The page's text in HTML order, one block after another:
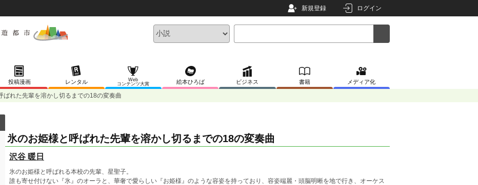
新規登録 ログイン
投稿漫画 レンタル
Web
コンテンツ大賞
絵本ひろば ビジネス 書籍 メディア化
ばれた先輩を溶かし切るまでの18の変奏曲
氷のお姫様と呼ばれた先輩を溶かし切るまでの18の変奏曲
沢谷 暖日
氷のお姫様と呼ばれる本校の先輩、星聖子。
誰も寄せ付けない『氷』のオーラと、華奢で愛らしい『お姫様』のような容姿を持っており、容姿端麗・頭脳明晰を地で行き、オーケス